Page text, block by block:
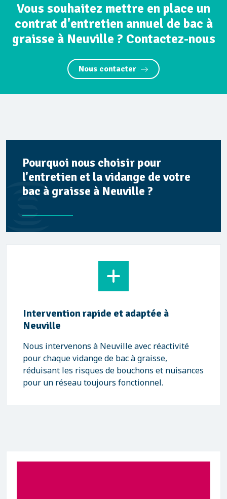
Vous souhaitez mettre en place un
contrat d'entretien annuel de bac à
graisse à Neuville ? Contactez-nous
Nous contacter
Pourquoi nous choisir pour
l'entretien et la vidange de votre
bac à graisse à Neuville ?
Intervention rapide et adaptée à
Neuville
Nous intervenons à Neuville avec réactivité
pour chaque vidange de bac à graisse,
réduisant les risques de bouchons et nuisances
pour un réseau toujours fonctionnel.